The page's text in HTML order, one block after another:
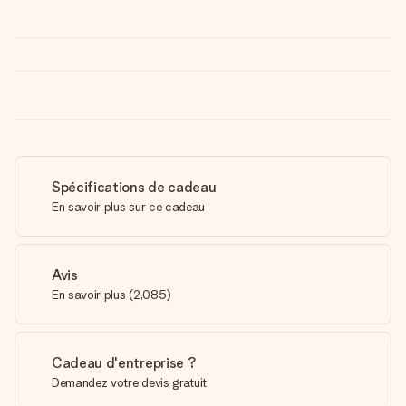
Spécifications de cadeau
En savoir plus sur ce cadeau
Avis
En savoir plus (2,085)
Cadeau d'entreprise ?
Demandez votre devis gratuit